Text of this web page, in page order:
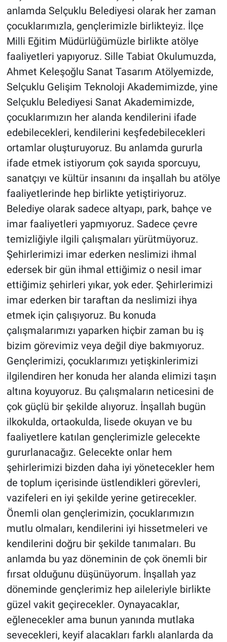
anlamda Selçuklu Belediyesi olarak her zaman
çocuklarımızla, gençlerimizle birlikteyiz. İlçe
Milli Eğitim Müdürlüğümüzle birlikte atölye
faaliyetleri yapıyoruz. Sille Tabiat Okulumuzda,
Ahmet Keleşoğlu Sanat Tasarım Atölyemizde,
Selçuklu Gelişim Teknoloji Akademimizde, yine
Selçuklu Belediyesi Sanat Akademimizde,
çocuklarımızın her alanda kendilerini ifade
edebilecekleri, kendilerini keşfedebilecekleri
ortamlar oluşturuyoruz. Bu anlamda gururla
ifade etmek istiyorum çok sayıda sporcuyu,
sanatçıyı ve kültür insanını da inşallah bu atölye
faaliyetlerinde hep birlikte yetiştiriyoruz.
Belediye olarak sadece altyapı, park, bahçe ve
imar faaliyetleri yapmıyoruz. Sadece çevre
temizliğiyle ilgili çalışmaları yürütmüyoruz.
Şehirlerimizi imar ederken neslimizi ihmal
edersek bir gün ihmal ettiğimiz o nesil imar
ettiğimiz şehirleri yıkar, yok eder. Şehirlerimizi
imar ederken bir taraftan da neslimizi ihya
etmek için çalışıyoruz. Bu konuda
çalışmalarımızı yaparken hiçbir zaman bu iş
bizim görevimiz veya değil diye bakmıyoruz.
Gençlerimizi, çocuklarımızı yetişkinlerimizi
ilgilendiren her konuda her alanda elimizi taşın
altına koyuyoruz. Bu çalışmaların neticesini de
çok güçlü bir şekilde alıyoruz. İnşallah bugün
ilkokulda, ortaokulda, lisede okuyan ve bu
faaliyetlere katılan gençlerimizle gelecekte
gururlanacağız. Gelecekte onlar hem
şehirlerimizi bizden daha iyi yönetecekler hem
de toplum içerisinde üstlendikleri görevleri,
vazifeleri en iyi şekilde yerine getirecekler.
Önemli olan gençlerimizin, çocuklarımızın
mutlu olmaları, kendilerini iyi hissetmeleri ve
kendilerini doğru bir şekilde tanımaları. Bu
anlamda bu yaz döneminin de çok önemli bir
fırsat olduğunu düşünüyorum. İnşallah yaz
döneminde gençlerimiz hep aileleriyle birlikte
güzel vakit geçirecekler. Oynayacaklar,
eğlenecekler ama bunun yanında mutlaka
sevecekleri, keyif alacakları farklı alanlarda da